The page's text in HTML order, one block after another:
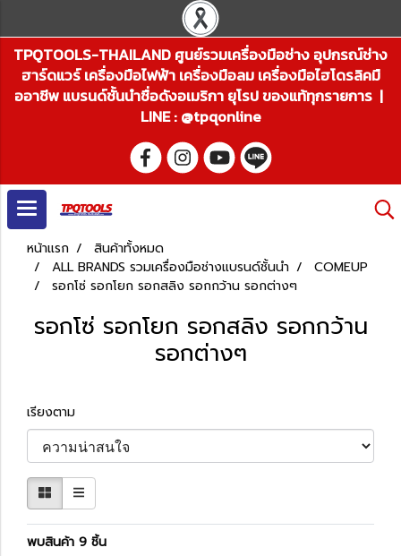
TPQTOOLS-THAILAND ศูนย์รวมเครื่องมือช่าง อุปกรณ์ช่าง
ฮาร์ดแวร์ เครื่องมือไฟฟ้า เครื่องมือลม เครื่องมือไฮโดรลิคมื
ออาชีพ แบรนด์ชั้นนำชื่อดังอเมริกา ยุโรป ของแท้ทุกรายการ |
LINE : @tpqonline
หน้าแรก
สินค้าทั้งหมด
ALL BRANDS รวมเครื่องมือช่างแบรนด์ชั้นนำ
COMEUP
รอกโซ่ รอกโยก รอกสลิง รอกกว้าน รอกต่างๆ
รอกโซ่ รอกโยก รอกสลิง รอกกว้าน
รอกต่างๆ
เรียงตาม
พบสินค้า 9 ชิ้น